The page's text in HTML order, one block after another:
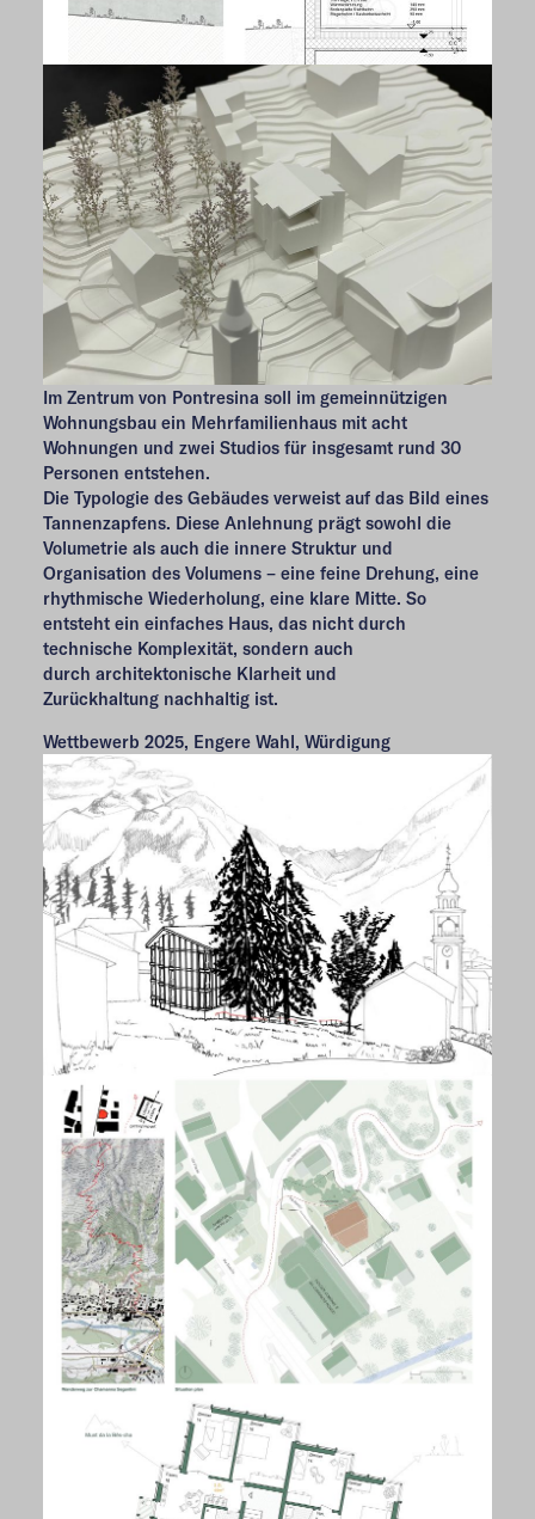
Im Zentrum von Pontresina soll im gemeinnützigen
Wohnungsbau ein Mehrfamilienhaus mit acht
Wohnungen und zwei Studios für insgesamt rund 30
Personen entstehen.
Die Typologie des Gebäudes verweist auf das Bild eines
Tannenzapfens. Diese Anlehnung prägt sowohl die
Volumetrie als auch die innere Struktur und
Organisation des Volumens – eine feine Drehung, eine
rhythmische Wiederholung, eine klare Mitte. So
entsteht ein einfaches Haus, das nicht durch
technische Komplexität, sondern auch
durch architektonische Klarheit und
Zurückhaltung nachhaltig ist.
Wettbewerb 2025, Engere Wahl, Würdigung